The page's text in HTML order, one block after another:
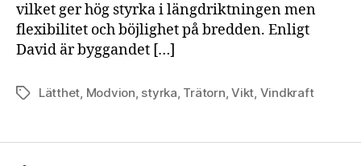
vilket ger hög styrka i längdriktningen men
flexibilitet och böjlighet på bredden. Enligt
David är byggandet […]
Etiketter
Lätthet, Modvion, styrka, Trätorn,Vikt, Vindkraft